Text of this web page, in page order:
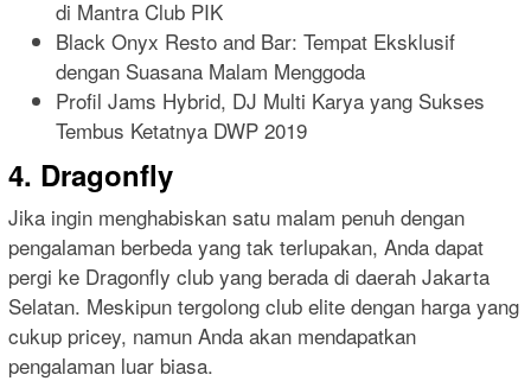
di Mantra Club PIK
Black Onyx Resto and Bar: Tempat Eksklusif
dengan Suasana Malam Menggoda
Profil Jams Hybrid, DJ Multi Karya yang Sukses
Tembus Ketatnya DWP 2019
4. Dragonfly
Jika ingin menghabiskan satu malam penuh dengan
pengalaman berbeda yang tak terlupakan, Anda dapat
pergi ke Dragonfly club yang berada di daerah Jakarta
Selatan. Meskipun tergolong club elite dengan harga yang
cukup pricey, namun Anda akan mendapatkan
pengalaman luar biasa.